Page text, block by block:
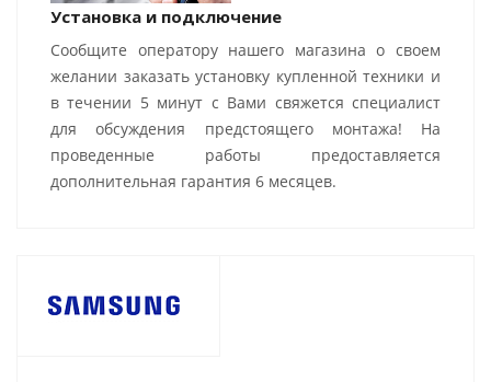
Установка и подключение
Сообщите оператору нашего магазина о своем
желании заказать установку купленной техники и
в течении 5 минут с Вами свяжется специалист
для обсуждения предстоящего монтажа! На
проведенные работы предоставляется
дополнительная гарантия 6 месяцев.